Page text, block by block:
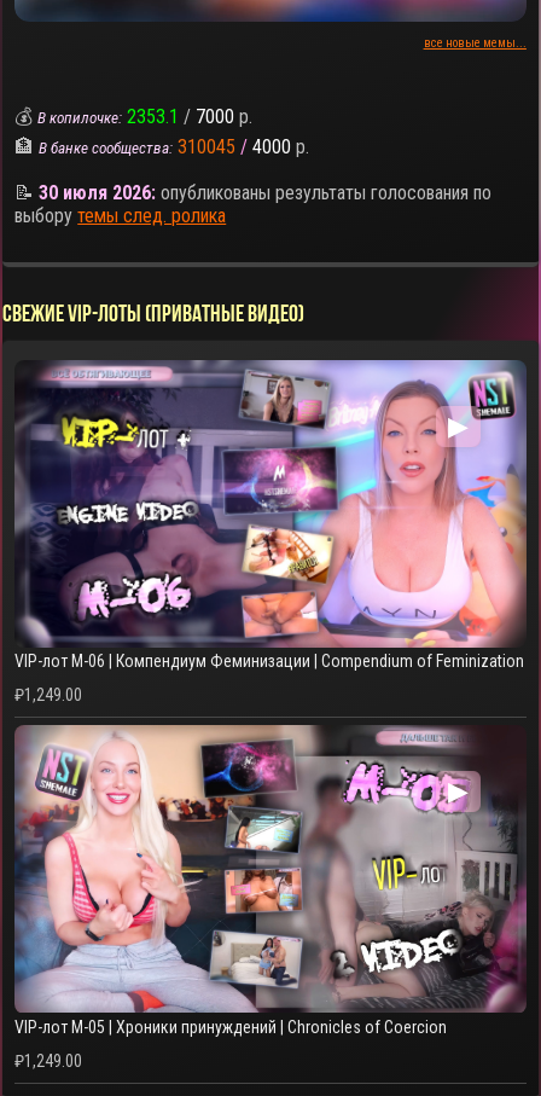
все новые мемы...
💰В копилочке: 2353.1 / 7000 р.
🏦В банке сообщества: 310045 / 4000 р.
📝30 июля 2026: опубликованы результаты голосования по
выборутемы след. ролика
СВЕЖИЕ VIP-ЛОТЫ (ПРИВАТНЫЕ ВИДЕО)
▶
VIP-лот M-06 | Компендиум Феминизации | Compendium of Feminization
₽1,249.00
▶
VIP-лот M-05 | Хроники принуждений | Chronicles of Coercion
₽1,249.00